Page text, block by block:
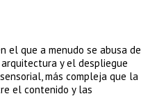
el que a menudo se abusa de
y el despliegue
más compleja que la
el contenido y las